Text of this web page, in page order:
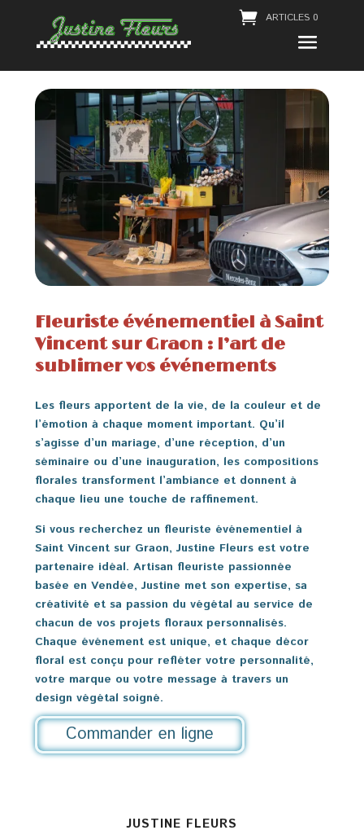
ARTICLES 0
Fleuriste événementiel à Saint
Vincent sur Graon : l’art de
sublimer vos événements
Les fleurs apportent de la vie, de la couleur et de
l’émotion à chaque moment important. Qu’il
s’agisse d’un mariage, d’une réception, d’un
séminaire ou d’une inauguration, les compositions
florales transforment l’ambiance et donnent à
chaque lieu une touche de raffinement.
Si vous recherchez un fleuriste événementiel à
Saint Vincent sur Graon, Justine Fleurs est votre
partenaire idéal. Artisan fleuriste passionnée
basée en Vendée, Justine met son expertise, sa
créativité et sa passion du végétal au service de
chacun de vos projets floraux personnalisés.
Chaque événement est unique, et chaque décor
floral est conçu pour refléter votre personnalité,
votre marque ou votre message à travers un
design végétal soigné.
Commander en ligne
JUSTINE FLEURS